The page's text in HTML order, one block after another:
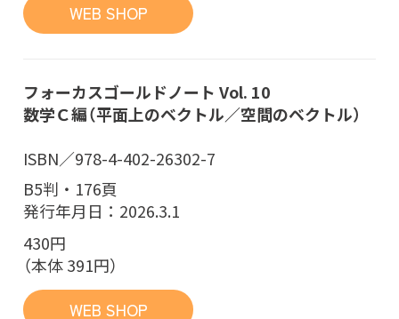
WEB SHOP
フォーカスゴールドノート Vol. 10
数学Ｃ編（平面上のベクトル／空間のベクトル）
ISBN／978-4-402-26302-7
B5判・176頁
発行年月日：2026.3.1
430円
（本体 391円）
WEB SHOP